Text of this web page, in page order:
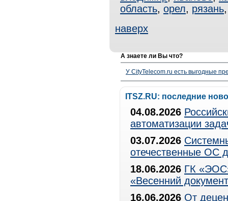
область, орел, рязань
наверх
А знаете ли Вы что?
У CityTelecom.ru есть выгодные
ITSZ.RU: последние
04.08.2026
автоматизации
03.07.2026
отечественные ОС
18.06.2026 ГК
«Весенний
16.06.2026 От